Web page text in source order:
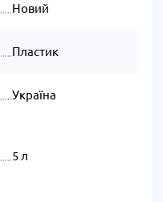
Новий
Пластик
Україна
5 л